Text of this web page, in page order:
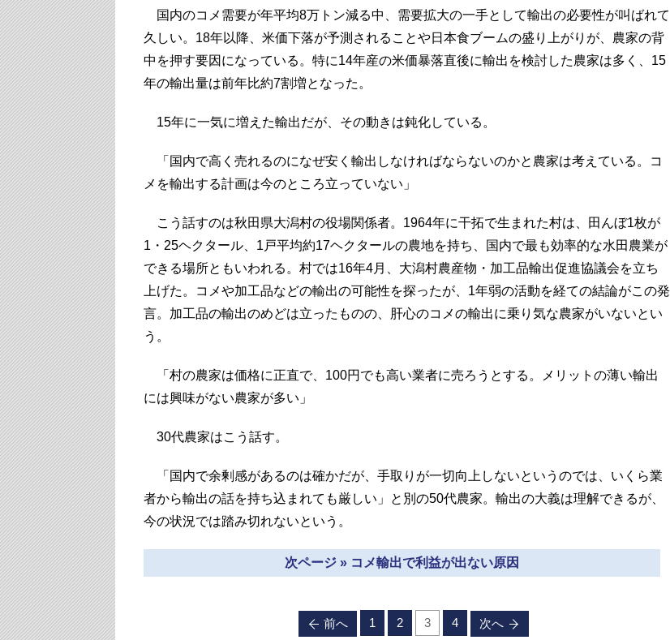
国内のコメ需要が年平均8万トン減る中、需要拡大の一手として輸出の必要性が叫ばれて
久しい。18年以降、米価下落が予測されることや日本食ブームの盛り上がりが、農家の背
中を押す要因になっている。特に14年産の米価暴落直後に輸出を検討した農家は多く、15
年の輸出量は前年比約7割増となった。
15年に一気に増えた輸出だが、その動きは鈍化している。
「国内で高く売れるのになぜ安く輸出しなければならないのかと農家は考えている。コ
メを輸出する計画は今のところ立っていない」
こう話すのは秋田県大潟村の役場関係者。1964年に干拓で生まれた村は、田んぼ1枚が
1・25ヘクタール、1戸平均約17ヘクタールの農地を持ち、国内で最も効率的な水田農業が
できる場所ともいわれる。村では16年4月、大潟村農産物・加工品輸出促進協議会を立ち
上げた。コメや加工品などの輸出の可能性を探ったが、1年弱の活動を経ての結論がこの発
言。加工品の輸出のめどは立ったものの、肝心のコメの輸出に乗り気な農家がいないとい
う。
「村の農家は価格に正直で、100円でも高い業者に売ろうとする。メリットの薄い輸出
には興味がない農家が多い」
30代農家はこう話す。
「国内で余剰感があるのは確かだが、手取りが一切向上しないというのでは、いくら業
者から輸出の話を持ち込まれても厳しい」と別の50代農家。輸出の大義は理解できるが、
今の状況では踏み切れないという。
次ページ » コメ輸出で利益が出ない原因
前へ 1 2 3 4 次へ